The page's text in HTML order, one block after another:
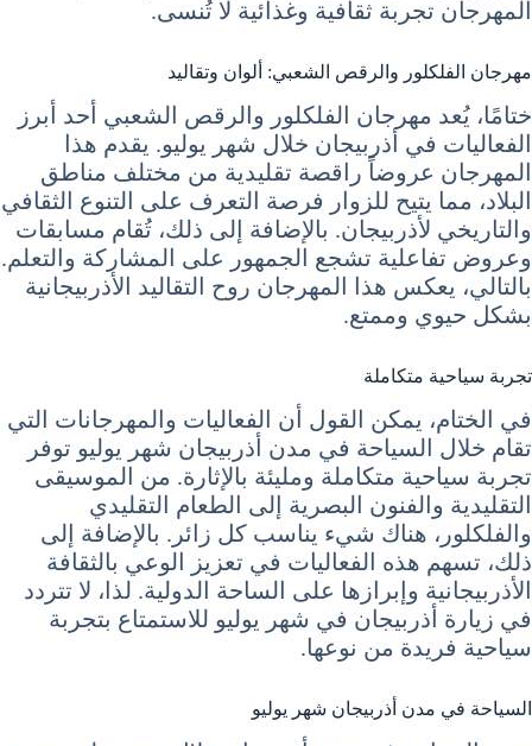
المهرجان تجربة ثقافية وغذائية لا تُنسى.
مهرجان الفلكلور والرقص الشعبي: ألوان وتقاليد
ختامًا، يُعد مهرجان الفلكلور والرقص الشعبي أحد أبرز
الفعاليات في أذربيجان خلال شهر يوليو. يقدم هذا
المهرجان عروضاً راقصة تقليدية من مختلف مناطق
البلاد، مما يتيح للزوار فرصة التعرف على التنوع الثقافي
والتاريخي لأذربيجان. بالإضافة إلى ذلك، تُقام مسابقات
وعروض تفاعلية تشجع الجمهور على المشاركة والتعلم.
بالتالي، يعكس هذا المهرجان روح التقاليد الأذربيجانية
بشكل حيوي وممتع.
تجربة سياحية متكاملة
في الختام، يمكن القول أن الفعاليات والمهرجانات التي
تقام خلال السياحة في مدن أذربيجان شهر يوليو توفر
تجربة سياحية متكاملة ومليئة بالإثارة. من الموسيقى
التقليدية والفنون البصرية إلى الطعام التقليدي
والفلكلور، هناك شيء يناسب كل زائر. بالإضافة إلى
ذلك، تسهم هذه الفعاليات في تعزيز الوعي بالثقافة
الأذربيجانية وإبرازها على الساحة الدولية. لذا، لا تتردد
في زيارة أذربيجان في شهر يوليو للاستمتاع بتجربة
سياحية فريدة من نوعها.
السياحة في مدن أذربيجان شهر يوليو